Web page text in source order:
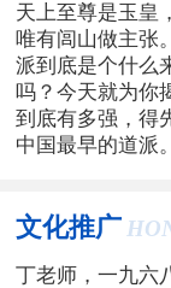
天上至尊是玉皇
唯有闾山做主张
派到底是个什么
吗？今天就为你
到底有多强，得
中国最早的道派
文化推广
丁老师，一九六